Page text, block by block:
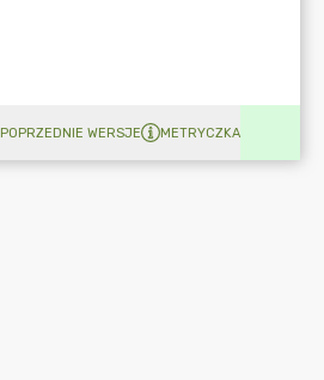
POPRZEDNIE WERSJE METRYCZKA